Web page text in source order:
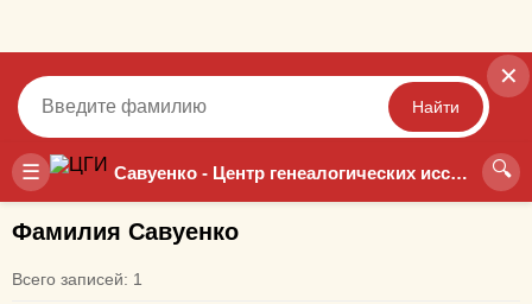
☰ Савуенко - Центр генеалогических исследований 🔍
✕
Найти
Точный Неточный
Фамилия Савуенко
Всего записей: 1